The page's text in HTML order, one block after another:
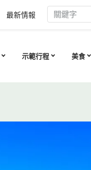
最新情報
示範行程 美食